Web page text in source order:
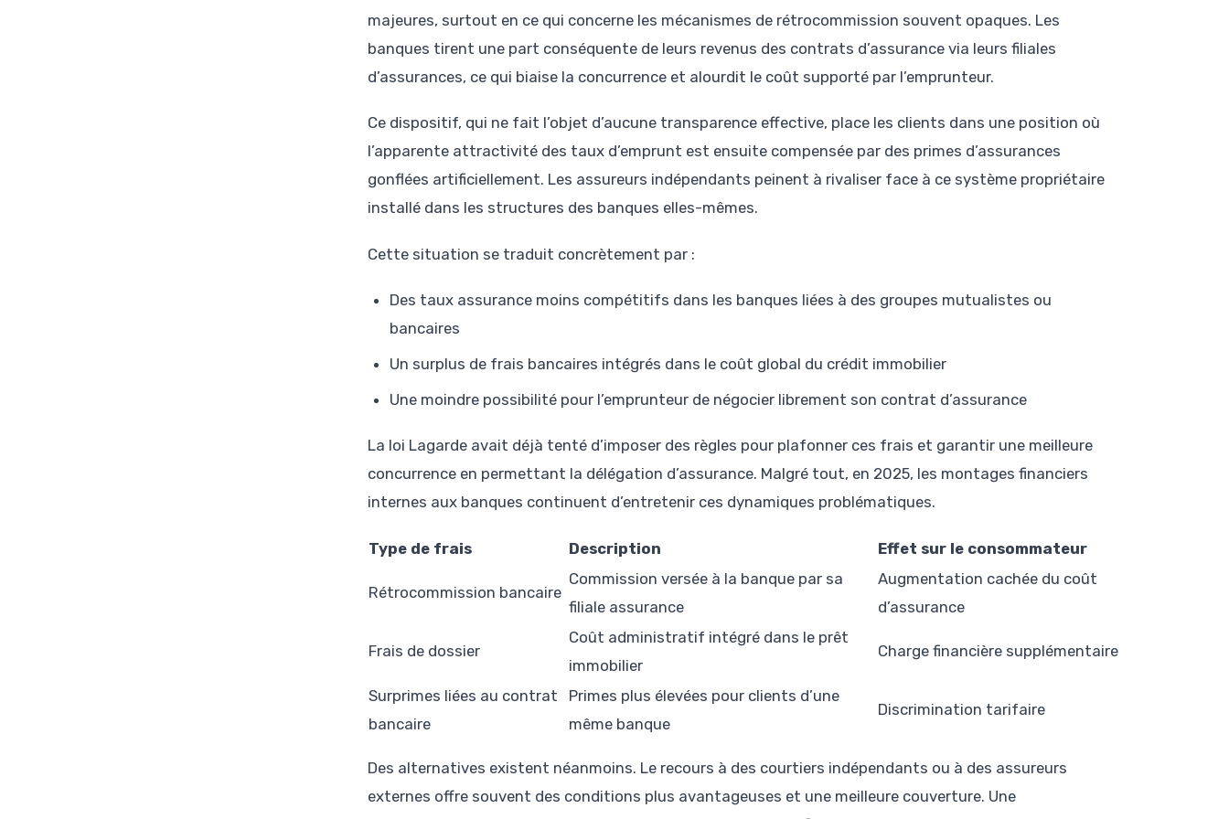
majeures, surtout en ce qui concerne les mécanismes de rétrocommission souvent opaques. Les
banques tirent une part conséquente de leurs revenus des contrats d’assurance via leurs filiales
d’assurances, ce qui biaise la concurrence et alourdit le coût supporté par l’emprunteur.
Ce dispositif, qui ne fait l’objet d’aucune transparence effective, place les clients dans une position où
l’apparente attractivité des taux d’emprunt est ensuite compensée par des primes d’assurances
gonflées artificiellement. Les assureurs indépendants peinent à rivaliser face à ce système propriétaire
installé dans les structures des banques elles-mêmes.
Cette situation se traduit concrètement par :
Des taux assurance moins compétitifs dans les banques liées à des groupes mutualistes ou
bancaires
Un surplus de frais bancaires intégrés dans le coût global du crédit immobilier
Une moindre possibilité pour l’emprunteur de négocier librement son contrat d’assurance
La loi Lagarde avait déjà tenté d’imposer des règles pour plafonner ces frais et garantir une meilleure
concurrence en permettant la délégation d’assurance. Malgré tout, en 2025, les montages financiers
internes aux banques continuent d’entretenir ces dynamiques problématiques.
Type de frais Description Effet sur le consommateur
Rétrocommission bancaire
Commission versée à la banque par sa
filiale assurance
Augmentation cachée du coût
d’assurance
Frais de dossier
Coût administratif intégré dans le prêt
immobilier
Charge financière supplémentaire
Surprimes liées au contrat
bancaire
Primes plus élevées pour clients d’une
même banque
Discrimination tarifaire
Des alternatives existent néanmoins. Le recours à des courtiers indépendants ou à des assureurs
externes offre souvent des conditions plus avantageuses et une meilleure couverture. Une